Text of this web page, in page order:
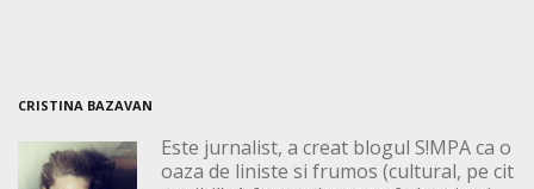
CRISTINA BAZAVAN
Este jurnalist, a creat blogul S!MPA ca o
oaza de liniste si frumos (cultural, pe cit